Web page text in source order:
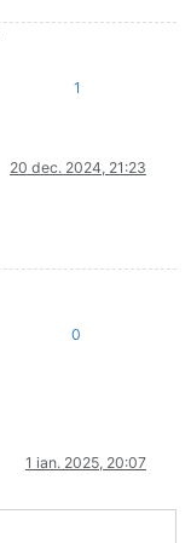
1
20 dec. 2024, 21:23
0
1 ian. 2025, 20:07